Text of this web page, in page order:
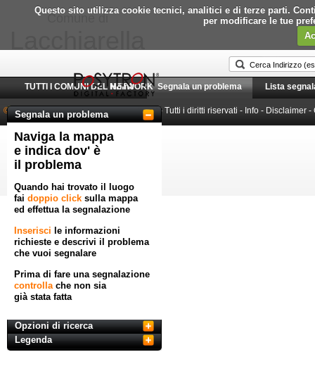
Questo sito utilizza cookie tecnici, analitici e di terze parti.
per modificare le tue
TUTTI I COMUNI DEL NETWORK
Home Segnala un problema Lista
Segnala un problema
Naviga la mappa
e indica dov' è
il problema
Quando hai trovato il luogo
fai doppio click sulla mappa
ed effettua la segnalazione
Inserisci le informazioni
richieste e descrivi il problema
che vuoi segnalare
Prima di fare una segnalazione
controllache non sia
già stata fatta
Opzioni di ricerca
Legenda
© 2010-2026 Posytron Engineering S.r.l.- Tutti i diritti riservati - Info - Disclaimer -
Powered by GeoWorkflow